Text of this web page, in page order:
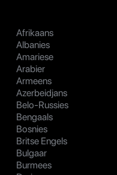
Afrikaans
Albanies
Amariese
Arabier
Armeens
Azerbeidjans
Belo-Russies
Bengaals
Bosnies
Britse Engels
Bulgaar
Burmees